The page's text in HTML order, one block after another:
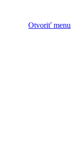
Otvoriť menu